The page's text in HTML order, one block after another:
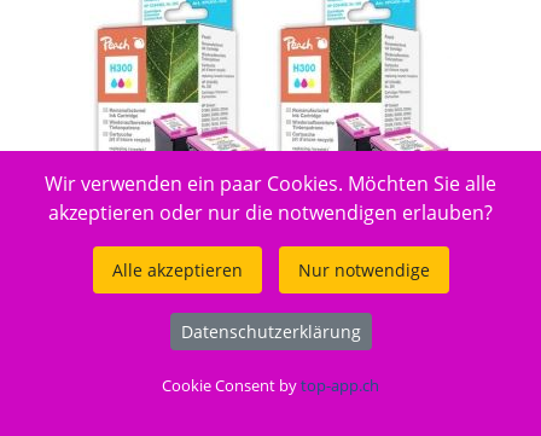
Hersteller-ID: No. 300 c*2, CC643EE*2 kompatibel
Top Schweizer Marke für kompatible Tintenpatronen.
Wir verwenden ein paar Cookies. Möchten Sie alle
akzeptieren oder nur die notwendigen erlauben?
Alle akzeptieren Nur notwendige
Datenschutzerklärung
Cookie Consent bytop-app.ch